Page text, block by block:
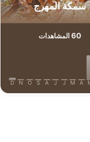
سمكة المهرج
60 المشاهدات
A
M
J
J
A
S
O
N
D